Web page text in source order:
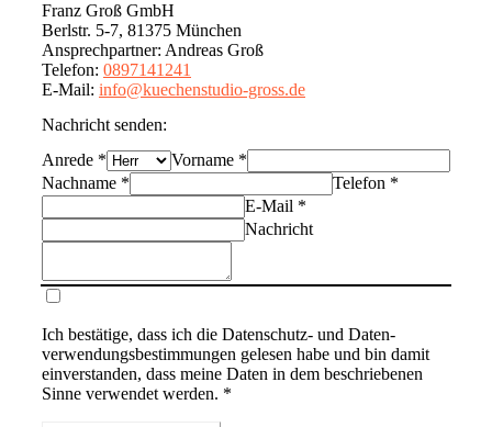
Franz Groß GmbH
Berlstr. 5-7, 81375 München
Ansprechpartner: Andreas Groß
Telefon: 0897141241
E-Mail: info@kuechenstudio-gross.de
Nachricht senden:
Anrede * Vorname *
Nachname * Telefon *
E-Mail *
Nachricht
Ich bestätige, dass ich die Datenschutz- und Daten­
verwendungs­bestimmungen gelesen habe und bin damit
einverstanden, dass meine Daten in dem beschriebenen
Sinne verwendet werden. *